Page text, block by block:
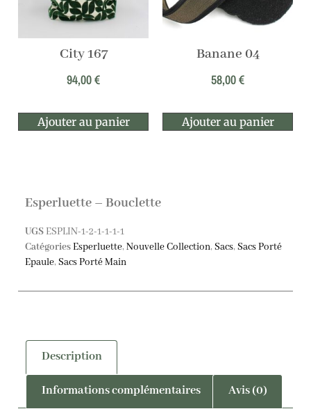
City 167
94,00€
Ajouter au panier
Banane 04
58,00€
Ajouter au panier
Esperluette – Bouclette
UGSESPLIN-1-2-1-1-1-1
CatégoriesEsperluette, Nouvelle Collection, Sacs, Sacs Porté
Epaule, Sacs Porté Main
Description
Informations complémentaires Avis (0)